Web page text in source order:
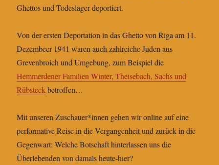
Ghettos und Todeslager deportiert.
Von der ersten Deportation in das Ghetto von Riga am 11.
Dezembeer 1941 waren auch zahlreiche Juden aus
Grevenbroich und Umgebung, zum Beispiel die
Hemmerdener Familien Winter, Theisebach, Sachs und
Rübsteckbetroffen…
Mit unseren Zuschauer*innen gehen wir online auf eine
performative Reise in die Vergangenheit und zurück in die
Gegenwart: Welche Botschaft hinterlassen uns die
Überlebenden von damals heute-hier?